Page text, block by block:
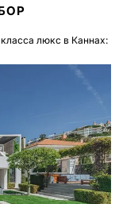
люкс в Каннах: